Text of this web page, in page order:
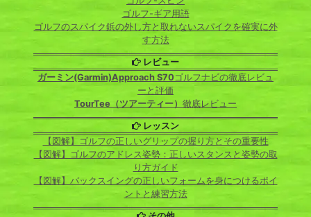
ゴルフ-ギア用語
ゴルフのスパイク鋲の外し方と取れないスパイクを確実に外
す方法
レビュー
ガーミン(Garmin)Approach S70ゴルフナビの徹底レビュ
ーと評価
TourTee（ツアーティー） 徹底レビュー
レッスン
【図解】ゴルフの正しいグリップの握り方とその重要性
【図解】ゴルフのアドレス姿勢：正しいスタンスと姿勢の取
り方ガイド
【図解】バックスイングの正しいフォームを身につけるポイ
ントと練習方法